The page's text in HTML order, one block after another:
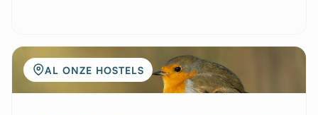
AL ONZE HOSTELS